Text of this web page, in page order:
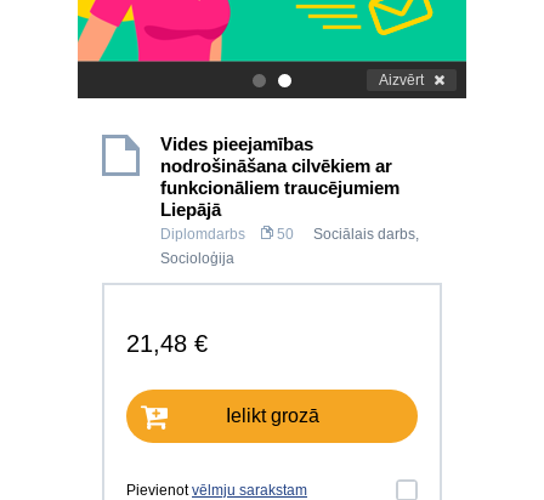
. Aizvērt
Vides pieejamības
nodrošināšana cilvēkiem ar
funkcionāliem traucējumiem
Liepājā
Diplomdarbs 50 Sociālais darbs,
Socioloģija
21,48 €
Ielikt grozā
Pievienotvēlmju sarakstam